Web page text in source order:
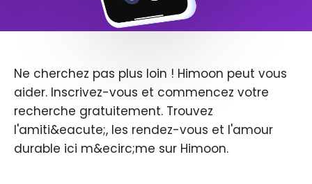
Ne cherchez pas plus loin ! Himoon peut vous
aider. Inscrivez-vous et commencez votre
recherche gratuitement. Trouvez
l'amiti&eacute;, les rendez-vous et l'amour
durable ici m&ecirc;me sur Himoon.